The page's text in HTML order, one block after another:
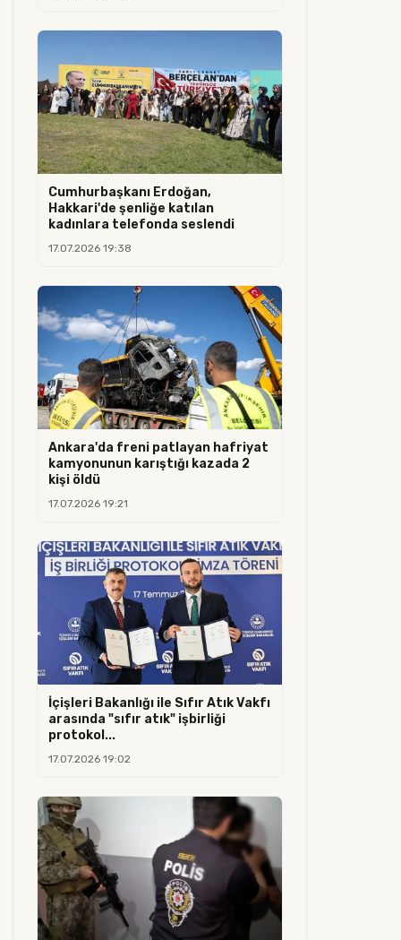
Cumhurbaşkanı Erdoğan,
Hakkari'de şenliğe katılan
kadınlara telefonda seslendi
17.07.2026 19:38
Ankara'da freni patlayan hafriyat
kamyonunun karıştığı kazada 2
kişi öldü
17.07.2026 19:21
İçişleri Bakanlığı ile Sıfır Atık Vakfı
arasında "sıfır atık" işbirliği
protokol...
17.07.2026 19:02